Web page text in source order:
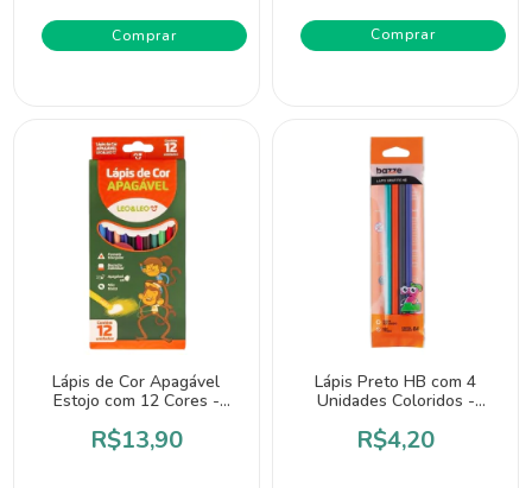
Comprar
Lápis de Cor Apagável
Estojo com 12 Cores -
R$13,90
Lápis Preto HB com 4
Unidades Coloridos -
R$4,20